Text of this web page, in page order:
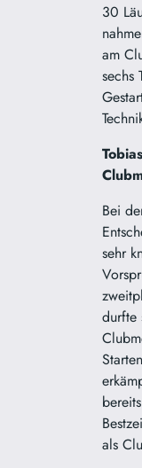
30
am
sechs
Bei
sehr
durfte
als